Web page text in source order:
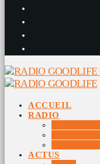
ACCUEIL
RADIO
ACTUS